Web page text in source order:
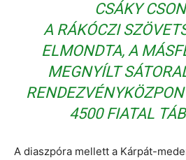
CSÁKY
A RÁKÓCZI
ELMONDTA, A
MEGNYÍLT
4500 FIATAL
A diaszpóra mellett a Kárpát-